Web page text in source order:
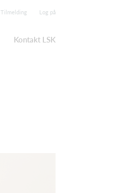
Tilmelding Log på
Kontakt LSK